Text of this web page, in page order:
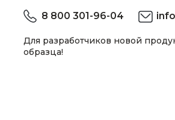
8 800 301-96-04
Для разработчиков новой
образца!